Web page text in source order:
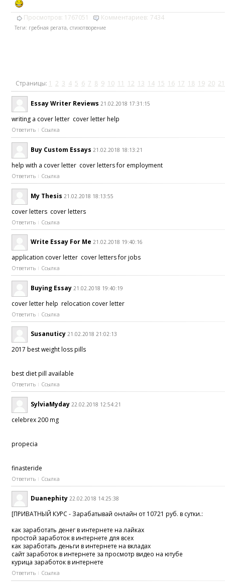
Просмотров: 1767051 Комментариев: 7434
Теги: гребная регата, стихотворение
Страницы: 1 2 3 4 5 6 7 8 9 10 11 12 13 14 15 16 17 18 19 20 21
Essay Writer Reviews 21.02.2018 17:31:15
writing a cover letter cover letter help
Ответить Ссылка
Buy Custom Essays 21.02.2018 18:13:21
help with a cover letter cover letters for employment
Ответить Ссылка
My Thesis 21.02.2018 18:13:55
cover letters cover letters
Ответить Ссылка
Write Essay For Me 21.02.2018 19:40:16
application cover letter cover letters for jobs
Ответить Ссылка
Buying Essay 21.02.2018 19:40:19
cover letter help relocation cover letter
Ответить Ссылка
Susanuticy 21.02.2018 21:02:13
2017 best weight loss pills
best diet pill available
Ответить Ссылка
SylviaMyday 22.02.2018 12:54:21
celebrex 200 mg
propecia
finasteride
Ответить Ссылка
Duanephity 22.02.2018 14:25:38
[ПРИВАТНЫЙ КУРС - Зарабатывай онлайн от 10721 руб. в сутки.:
как заработать денег в интернете на лайках
простой заработок в интернете для всех
как заработать деньги в интернете на вкладах
сайт заработок в интернете за просмотр видео на ютубе
курица заработок в интернете
Ответить Ссылка